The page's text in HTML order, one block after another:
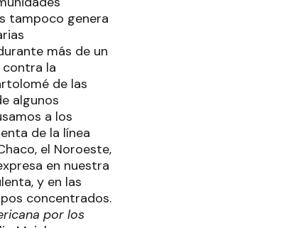
tampoco genera
más de un
contra la
de las
algunos
a los
de la línea
el Noroeste,
en nuestra
y en las
concentrados.
por los